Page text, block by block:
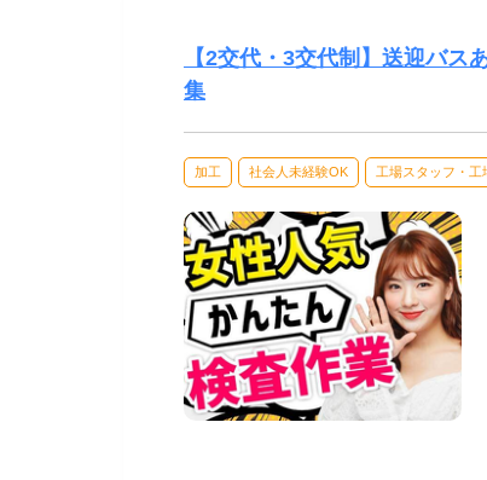
【2交代・3交代制】送迎バ
集
加工 社会人未経験OK 工場スタッフ・工